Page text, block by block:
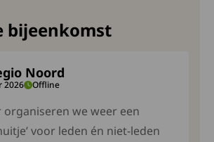
bijeenkomst
Noord
2026 Offline
organiseren we weer een
voor leden én niet-leden